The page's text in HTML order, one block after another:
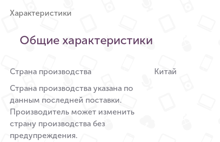
Характеристики
Общие характеристики
Страна производства
Страна производства указана по
данным последней поставки.
Производитель может изменить
страну производства без
предупреждения.
Китай